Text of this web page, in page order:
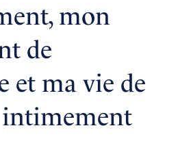
mon
de
et ma vie de